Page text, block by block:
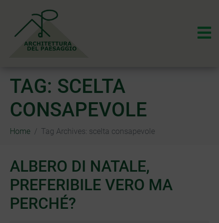
TAG: SCELTA
CONSAPEVOLE
Home Tag Archives: scelta consapevole
ALBERO DI NATALE,
PREFERIBILE VERO MA
PERCHÉ?